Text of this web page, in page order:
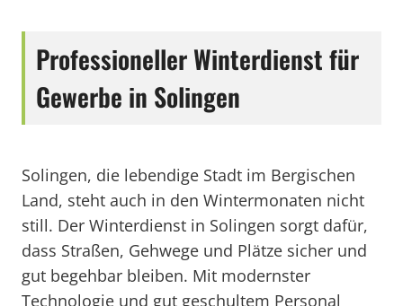
Professioneller Winterdienst für
Gewerbe in Solingen
Solingen, die lebendige Stadt im Bergischen
Land, steht auch in den Wintermonaten nicht
still. Der Winterdienst in Solingen sorgt dafür,
dass Straßen, Gehwege und Plätze sicher und
gut begehbar bleiben. Mit modernster
Technologie und gut geschultem Personal